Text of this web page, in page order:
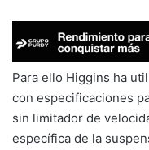
Para ello Higgins ha
con especificaciones
sin limitador de
específica de la